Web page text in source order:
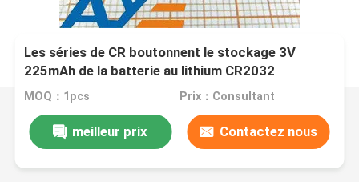
Les séries de CR boutonnent le stockage 3V
225mAh de la batterie au lithium CR2032
MOQ：1pcs Prix：Consultant
meilleur prix Contactez nous